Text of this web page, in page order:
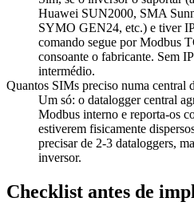
Huawei SUN2000, SMA
SYMO GEN24, etc.) e tiver
comando segue por Modbus
consoante o fabricante. Sem
intermédio.
Quantos SIMs preciso numa central
Um só: o datalogger central
Modbus interno e reporta-os
estiverem fisicamente
precisar de 2-3 dataloggers,
inversor.
Checklist antes de